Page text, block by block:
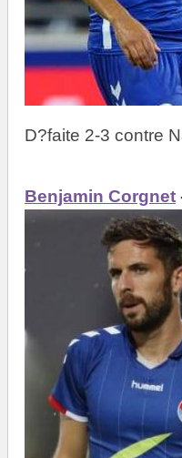
D?faite 2-3 contre
Benjamin Corgnet